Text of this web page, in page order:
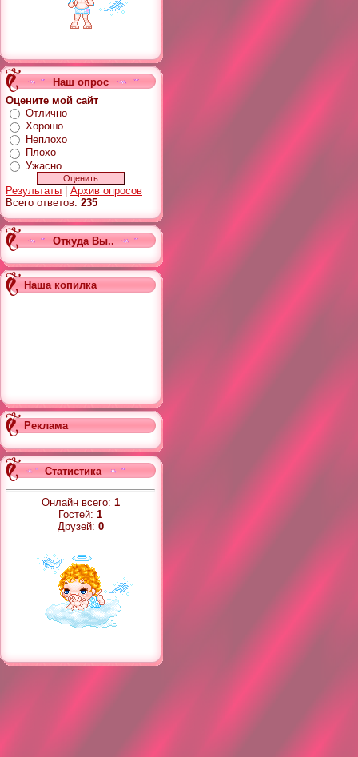
Наш опрос
Оцените мой сайт
Отлично
Хорошо
Неплохо
Плохо
Ужасно
Результаты
Архив опросов
Всего ответов: 235
Откуда Вы..
Наша копилка
Реклама
Статистика
Онлайн всего: 1
Гостей: 1
Друзей: 0